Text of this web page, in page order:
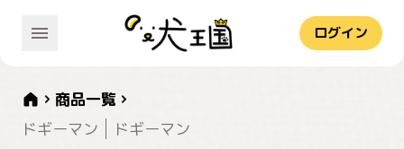
ログイン
商品一覧
ドギーマン
ドギーマン